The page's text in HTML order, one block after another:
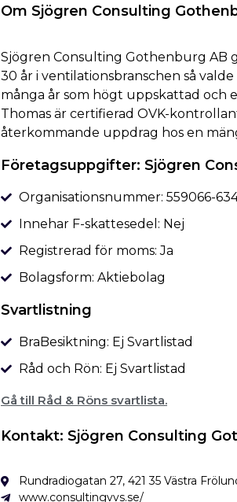
Om Sjögren Consulting
Sjögren Consulting Gothenburg AB
30 år i ventilationsbranschen så
många år som högt uppskattad och
Thomas är certifierad OVK-
återkommande uppdrag hos en
Företagsuppgifter: Sjögren
Organisationsnummer: 559066-
Innehar F-skattesedel: Nej
Registrerad för moms: Ja
Bolagsform: Aktiebolag
Svartlistning
BraBesiktning: Ej Svartlistad
Råd och Rön: Ej Svartlistad
Gå till Råd & Röns svartlista.
Kontakt: Sjögren Consulting
Rundradiogatan 27, 421 35 Västra
www.consultingvvs.se/